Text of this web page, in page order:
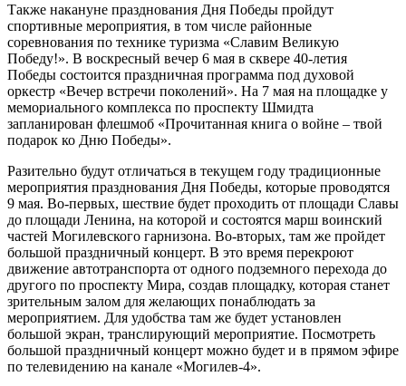
Также накануне празднования Дня Победы пройдут
спортивные мероприятия, в том числе районные
соревнования по технике туризма «Славим Великую
Победу!». В воскресный вечер 6 мая в сквере 40-летия
Победы состоится праздничная программа под духовой
оркестр «Вечер встречи поколений». На 7 мая на площадке у
мемориального комплекса по проспекту Шмидта
запланирован флешмоб «Прочитанная книга о войне – твой
подарок ко Дню Победы».
Разительно будут отличаться в текущем году традиционные
мероприятия празднования Дня Победы, которые проводятся
9 мая. Во-первых, шествие будет проходить от площади Славы
до площади Ленина, на которой и состоятся марш воинский
частей Могилевского гарнизона. Во-вторых, там же пройдет
большой праздничный концерт. В это время перекроют
движение автотранспорта от одного подземного перехода до
другого по проспекту Мира, создав площадку, которая станет
зрительным залом для желающих понаблюдать за
мероприятием. Для удобства там же будет установлен
большой экран, транслирующий мероприятие. Посмотреть
большой праздничный концерт можно будет и в прямом эфире
по телевидению на канале «Могилев-4».